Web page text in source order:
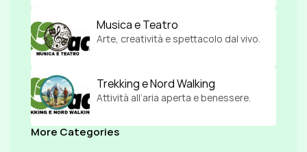
Musica e Teatro
Arte, creatività e spettacolo dal vivo.
Trekking e Nord Walking
Attività all’aria aperta e benessere.
More Categories